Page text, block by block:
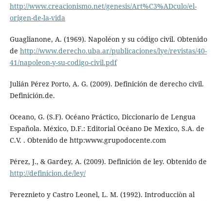
http://www.creacionismo.net/genesis/Art%C3%ADculo/el-
origen-de-la-vida
Guaglianone, A. (1969). Napoléon y su código civil. Obtenido
de http://www.derecho.uba.ar/publicaciones/lye/revistas/40-
41/napoleon-y-su-codigo-civil.pdf
Julián Pérez Porto, A. G. (2009). Definición de derecho civil.
Definición.de.
Oceano, G. (S.F). Océano Práctico, Diccionario de Lengua
Española. México, D.F.: Editorial Océano De Mexico, S.A. de
C.V. . Obtenido de http:www.grupodocente.com
Pérez, J., & Gardey, A. (2009). Definición de ley. Obtenido de
http://definicion.de/ley/
Pereznieto y Castro Leonel, L. M. (1992). Introducciòn al